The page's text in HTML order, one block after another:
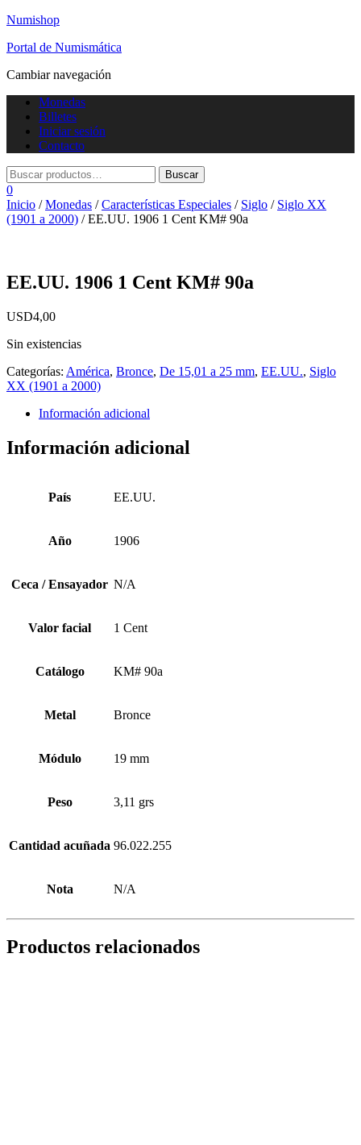
Numishop
Portal de Numismática
Cambiar navegación
Monedas
Billetes
Iniciar sesión
Contacto
0
Inicio /Monedas /Características Especiales / Siglo / Siglo XX
(1901 a 2000) / EE.UU. 1906 1 Cent KM# 90a
EE.UU. 1906 1 Cent KM# 90a
USD4,00
Sin existencias
Categorías: América, Bronce, De 15,01 a 25 mm, EE.UU., Siglo
XX (1901 a 2000)
Información adicional
Información adicional
País EE.UU.
Año 1906
Ceca / Ensayador N/A
Valor facial 1 Cent
Catálogo KM# 90a
Metal Bronce
Módulo 19 mm
Peso 3,11 grs
Cantidad acuñada 96.022.255
Nota N/A
Productos relacionados